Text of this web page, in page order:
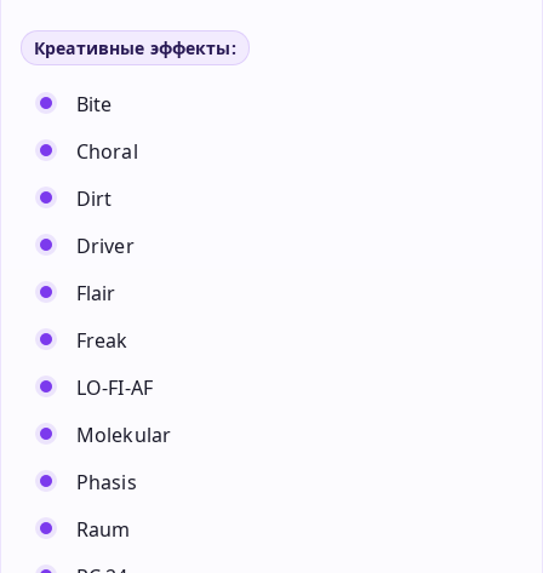
Креативные эффекты:
Bite
Choral
Dirt
Driver
Flair
Freak
LO-FI-AF
Molekular
Phasis
Raum